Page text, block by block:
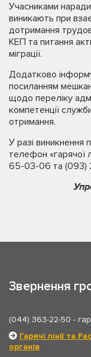
Учасниками
виникають при
дотримання
КЕП та питання
міграції.
Додатково
посиланням
щодо переліку
компетенції
отримання.
У разі виникнення
телефон «гарячої
65-03-06 та (093)
Звернення
(044) 363-22-50 -
Гарячі лінії та
органів